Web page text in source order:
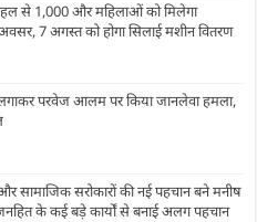
से 1,000 और महिलाओं को मिलेगा
7 अगस्त को होगा सिलाई मशीन वितरण
परवेज आलम पर किया जानलेवा हमला,
और सामाजिक सरोकारों की नई पहचान बने मनीष
के कई बड़े कार्यों से बनाई अलग पहचान